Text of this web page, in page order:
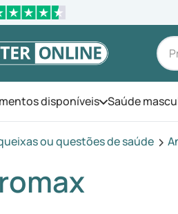
disponíveisAbra o menu
Saúde
ou questões de saúde